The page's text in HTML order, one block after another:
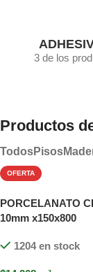
3 de los
Productos
TodosPisos
OFERTA
PORCELANATO
10mm x150x800
1204 en stock